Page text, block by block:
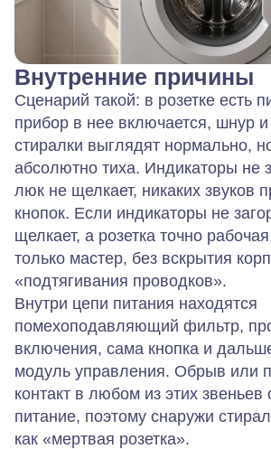
Внутренние причины
Сценарий такой: в розетке есть
прибор в нее включается, шнур и
стиралки выглядят нормально,
абсолютно тиха. Индикаторы не
люк не щелкает, никаких звуков
кнопок. Если индикаторы не
щелкает, а розетка точно
только мастер, без вскрытия
«подтягивания проводков».
Внутри цепи питания находятся
помехоподавляющий фильтр,
включения, сама кнопка и
модуль управления. Обрыв или
контакт в любом из этих звеньев
питание, поэтому снаружи
как «мертвая розетка».